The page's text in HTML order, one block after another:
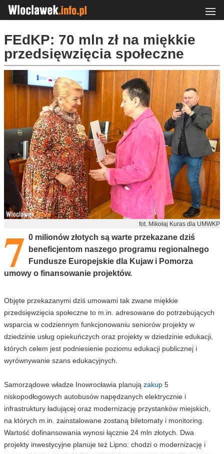
FEdKP: 70 mln zł na miękkie
przedsięwzięcia społeczne
fot. Mikołaj Kuras dla UMWKP
7 0 milionów złotych są warte przekazane dziś
beneficjentom naszego programu regionalnego
Fundusze Europejskie dla Kujaw i Pomorza
umowy o finansowanie projektów.
Objęte przekazanymi dziś umowami tak zwane miękkie
przedsięwzięcia społeczne to m.in. adresowane do potrzebujących
wsparcia w codziennym funkcjonowaniu seniorów projekty w
dziedzinie usług opiekuńczych oraz projekty w dziedzinie edukacji,
których celem jest podniesienie poziomu edukacji publicznej i
wyrównywanie szans edukacyjnych.
Samorządowe władze Inowrocławia planują zakup 5
niskopodłogowych autobusów napędzanych elektrycznie i
infrastruktury ładującej oraz modernizację przystanków miejskich,
na których m.in. zainstalowane zostaną biletomaty i monitoring.
Wartość dofinansowania wynosi łącznie 24 mln złotych. Dwa
projekty inwestycyjne planuje też Lipno: chodzi o modernizację i